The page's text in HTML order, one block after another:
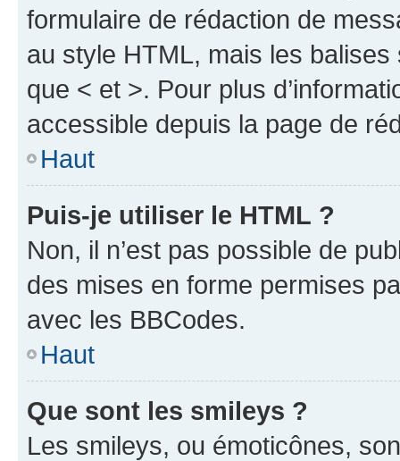
formulaire de rédaction de
au style HTML, mais les
que < et >. Pour plus
accessible depuis la page de
Haut
Puis-je utiliser le HTML ?
Non, il n’est pas possible de
des mises en forme permises
avec les BBCodes.
Haut
Que sont les smileys ?
Les smileys, ou émoticônes,